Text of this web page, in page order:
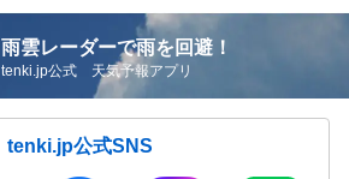
雨雲レーダーで雨を回避！
tenki.jp公式 天気予報アプリ
tenki.jp公式SNS